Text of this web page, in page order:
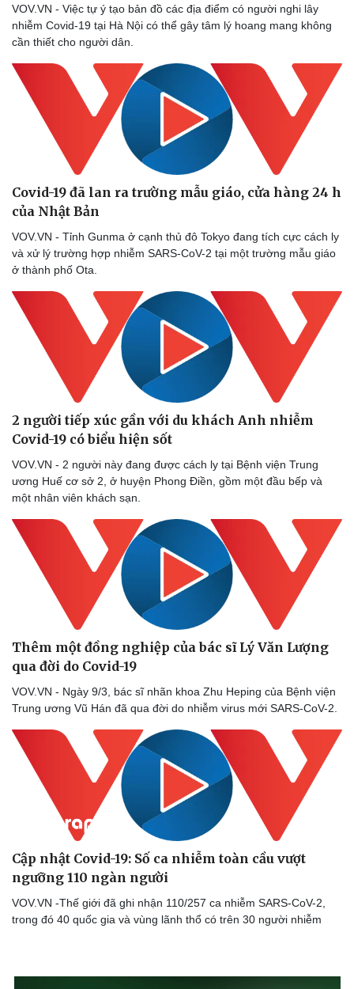
Doanh nghiệp
Thông tin doanh nghiệp
Doanh nghiệp 24h
Doanh nhân
Vì cộng đồng
Công nghệ
Sành điệu
Tin Công nghệ
Trải nghiệm
Chuyển đổi số
VOV.VN - Việc tự ý tạo bản đồ các địa điểm có người nghi lây
nhiễm Covid-19 tại Hà Nội có thể gây tâm lý hoang mang không
cần thiết cho người dân.
Covid-19 đã lan ra trường mẫu giáo, cửa hàng 24 h
của Nhật Bản
VOV.VN - Tỉnh Gunma ở cạnh thủ đô Tokyo đang tích cực cách ly
và xử lý trường hợp nhiễm SARS-CoV-2 tại một trường mẫu giáo
ở thành phố Ota.
2 người tiếp xúc gần với du khách Anh nhiễm
Covid-19 có biểu hiện sốt
VOV.VN - 2 người này đang được cách ly tại Bệnh viện Trung
ương Huế cơ sở 2, ở huyện Phong Điền, gồm một đầu bếp và
một nhân viên khách sạn.
Thêm một đồng nghiệp của bác sĩ Lý Văn Lượng
qua đời do Covid-19
VOV.VN - Ngày 9/3, bác sĩ nhãn khoa Zhu Heping của Bệnh viện
Trung ương Vũ Hán đã qua đời do nhiễm virus mới SARS-CoV-2.
Cập nhật Covid-19: Số ca nhiễm toàn cầu vượt
ngưỡng 110 ngàn người
VOV.VN -Thế giới đã ghi nhận 110/257 ca nhiễm SARS-CoV-2,
trong đó 40 quốc gia và vùng lãnh thổ có trên 30 người nhiễm